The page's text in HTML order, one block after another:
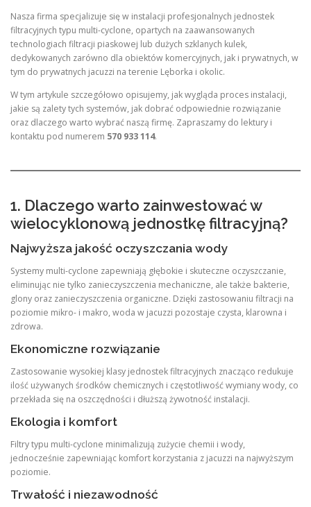
Nasza firma specjalizuje się w instalacji profesjonalnych jednostek
filtracyjnych typu multi-cyclone, opartych na zaawansowanych
technologiach filtracji piaskowej lub dużych szklanych kulek,
dedykowanych zarówno dla obiektów komercyjnych, jak i prywatnych, w
tym do prywatnych jacuzzi na terenie Lęborka i okolic.
W tym artykule szczegółowo opisujemy, jak wygląda proces instalacji,
jakie są zalety tych systemów, jak dobrać odpowiednie rozwiązanie
oraz dlaczego warto wybrać naszą firmę. Zapraszamy do lektury i
kontaktu pod numerem 570 933 114.
1. Dlaczego warto zainwestować w
wielocyklonową jednostkę filtracyjną?
Najwyższa jakość oczyszczania wody
Systemy multi-cyclone zapewniają głębokie i skuteczne oczyszczanie,
eliminując nie tylko zanieczyszczenia mechaniczne, ale także bakterie,
glony oraz zanieczyszczenia organiczne. Dzięki zastosowaniu filtracji na
poziomie mikro- i makro, woda w jacuzzi pozostaje czysta, klarowna i
zdrowa.
Ekonomiczne rozwiązanie
Zastosowanie wysokiej klasy jednostek filtracyjnych znacząco redukuje
ilość używanych środków chemicznych i częstotliwość wymiany wody, co
przekłada się na oszczędności i dłuższą żywotność instalacji.
Ekologia i komfort
Filtry typu multi-cyclone minimalizują zużycie chemii i wody,
jednocześnie zapewniając komfort korzystania z jacuzzi na najwyższym
poziomie.
Trwałość i niezawodność